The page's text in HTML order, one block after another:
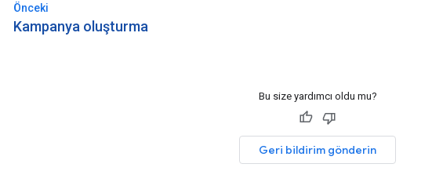
Önceki
Kampanya oluşturma
Bu size yardımcı oldu mu?
Geri bildirim gönderin